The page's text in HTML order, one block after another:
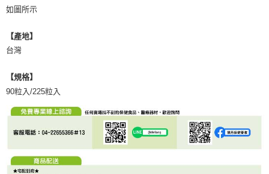
如圖所示
【產地】
台灣
【規格】
90粒入/225粒入